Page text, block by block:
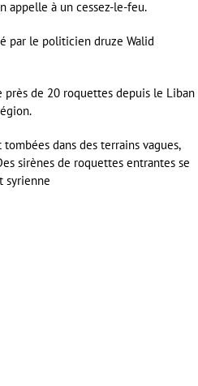
appelle à un cessez-le-feu.
par le politicien druze Walid
de 20 roquettes depuis le Liban
dans des terrains vagues,
sirènes de roquettes entrantes se
syrienne